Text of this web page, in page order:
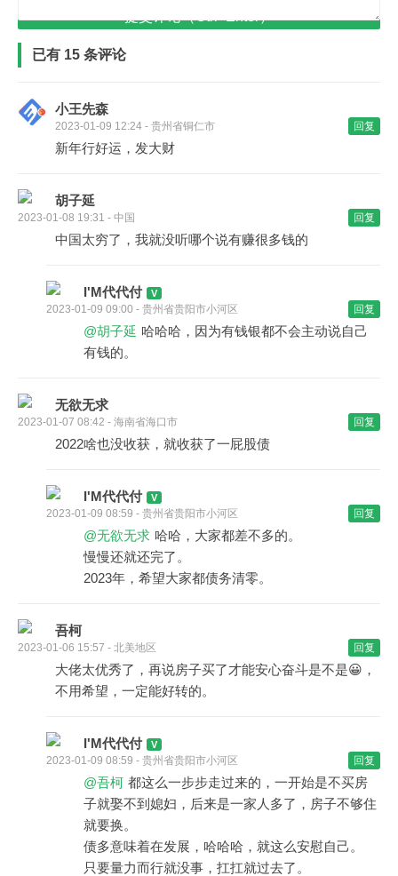
已有 15 条评论
小王先森
2023-01-09 12:24 - 贵州省铜仁市 回复
新年行好运，发大财
胡子延
2023-01-08 19:31 - 中国 回复
中国太穷了，我就没听哪个说有赚很多钱的
I'M代代付
2023-01-09 09:00 - 贵州省贵阳市小河区 回复
@胡子延 哈哈哈，因为有钱银都不会主动说自己
有钱的。
无欲无求
2023-01-07 08:42 - 海南省海口市 回复
2022啥也没收获，就收获了一屁股债
I'M代代付
2023-01-09 08:59 - 贵州省贵阳市小河区 回复
@无欲无求 哈哈，大家都差不多的。
慢慢还就还完了。
2023年，希望大家都债务清零。
吾柯
2023-01-06 15:57 - 北美地区 回复
大佬太优秀了，再说房子买了才能安心奋斗是不是😀，
不用希望，一定能好转的。
I'M代代付
2023-01-09 08:59 - 贵州省贵阳市小河区 回复
@吾柯 都这么一步步走过来的，一开始是不买房
子就娶不到媳妇，后来是一家人多了，房子不够住
就要换。
债多意味着在发展，哈哈哈，就这么安慰自己。
只要量力而行就没事，扛扛就过去了。